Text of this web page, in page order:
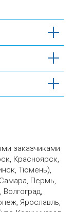
заказчиками
Красноярск,
Тюмень),
Пермь,
Ярославль,